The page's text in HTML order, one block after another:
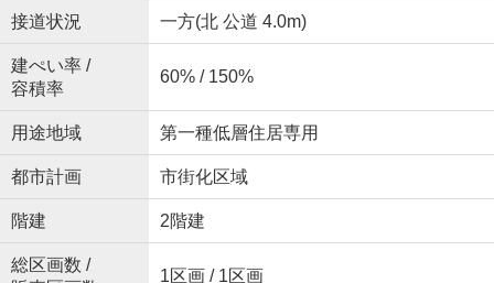
接道状況 一方(北 公道 4.0m)
建ぺい率 /
容積率
60% / 150%
用途地域 第一種低層住居専用
都市計画 市街化区域
階建 2階建
総区画数 /
1区画 / 1区画